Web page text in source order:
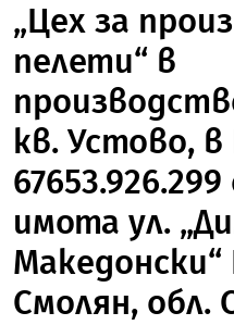
„Цех за
пелети“ в
кв. Устово,
имота ул.
Смолян, обл.